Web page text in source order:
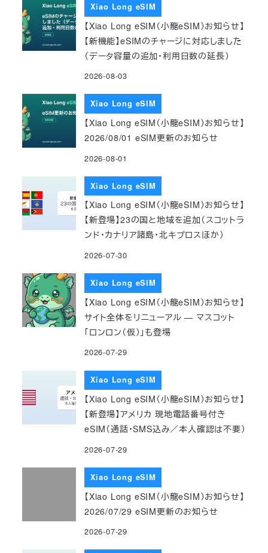
Xiao Long eSIM
【Xiao Long eSIM（小龍eSIM）お知らせ】
【新機能】eSIMのチャージに対応しました
（データ容量の追加・利用日数の延長）
2026-08-03
Xiao Long eSIM
【Xiao Long eSIM（小龍eSIM）お知らせ】
2026/08/01 eSIM更新のお知らせ
2026-08-01
Xiao Long eSIM
【Xiao Long eSIM（小龍eSIM）お知らせ】
【新登場】23の国と地域を追加（スコットラ
ンド・カナリア諸島・北キプロスほか）
2026-07-30
Xiao Long eSIM
【Xiao Long eSIM（小龍eSIM）お知らせ】
サイト全体をリニューアル — マスコット
「ロンロン（仮）」も登場
2026-07-29
Xiao Long eSIM
【Xiao Long eSIM（小龍eSIM）お知らせ】
【新登場】アメリカ 現地電話番号付き
eSIM（通話・SMS込み／本人確認は不要）
2026-07-29
Xiao Long eSIM
【Xiao Long eSIM（小龍eSIM）お知らせ】
2026/07/29 eSIM更新のお知らせ
2026-07-29